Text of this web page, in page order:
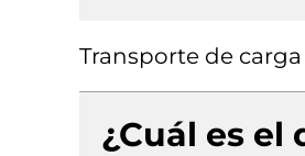
Transporte de
¿Cuál es